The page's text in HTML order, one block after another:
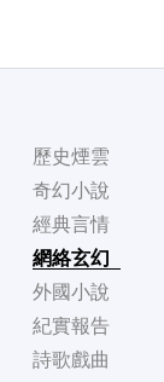
歷史煙雲
奇幻小說
經典言情
網絡玄幻
外國小說
紀實報告
詩歌戲曲